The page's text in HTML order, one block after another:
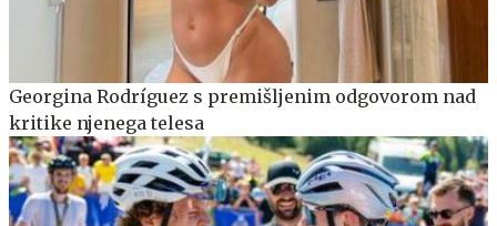
Georgina Rodríguez s premišljenim odgovorom nad
kritike njenega telesa